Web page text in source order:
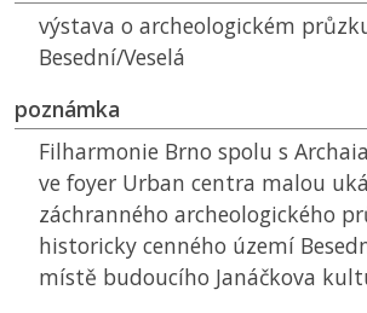
výstava o archeologickém
Besední/Veselá
poznámka
Filharmonie Brno spolu s
ve foyer Urban centra malou
záchranného archeologického
historicky cenného území
místě budoucího Janáčkova